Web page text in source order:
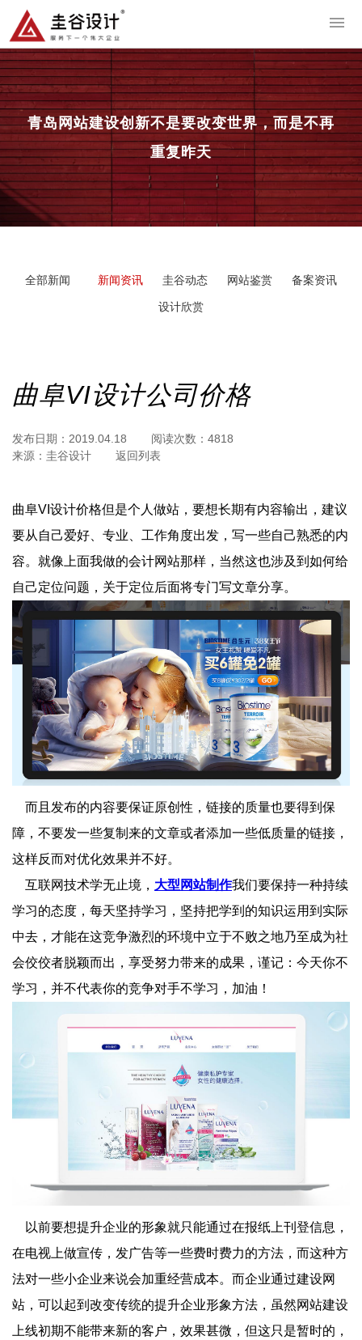
青岛网站建设创新不是要改变世界，而是不再
重复昨天
全部新闻 新闻资讯 圭谷动态 网站鉴赏 备案资讯
设计欣赏
曲阜VI设计公司价格
发布日期： 2019.04.18 阅读次数： 4818
来源： 圭谷设计 返回列表
曲阜VI设计价格但是个人做站，要想长期有内容输出，建议
要从自己爱好、专业、工作角度出发，写一些自己熟悉的内
容。就像上面我做的会计网站那样，当然这也涉及到如何给
自己定位问题，关于定位后面将专门写文章分享。
而且发布的内容要保证原创性，链接的质量也要得到保
障，不要发一些复制来的文章或者添加一些低质量的链接，
这样反而对优化效果并不好。
互联网技术学无止境， 大型网站制作我们要保持一种持续
学习的态度，每天坚持学习，坚持把学到的知识运用到实际
中去，才能在这竞争激烈的环境中立于不败之地乃至成为社
会佼佼者脱颖而出，享受努力带来的成果，谨记：今天你不
学习，并不代表你的竞争对手不学习，加油！
以前要想提升企业的形象就只能通过在报纸上刊登信息，
在电视上做宣传，发广告等一些费时费力的方法，而这种方
法对一些小企业来说会加重经营成本。而企业通过建设网
站，可以起到改变传统的提升企业形象方法，虽然网站建设
上线初期不能带来新的客户，效果甚微，但这只是暂时的，